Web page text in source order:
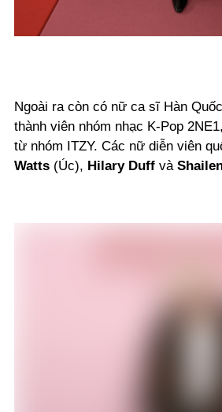
Ngoài ra còn có nữ ca sĩ Hàn Quốc
thành viên nhóm nhạc K-Pop
từ nhóm ITZY. Các nữ diễn viên
Watts (Úc), Hilary Duff và